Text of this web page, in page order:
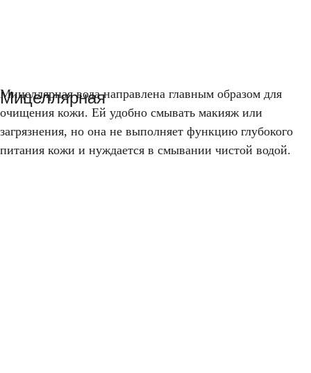
Мицеллярная
Мицеллярная вода направлена главным образом для
очищения кожи. Ей удобно смывать макияж или
загрязнения, но она не выполняет функцию глубокого
питания кожи и нуждается в смывании чистой водой.